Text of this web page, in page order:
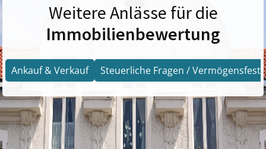
Weitere Anlässe für die
Immobilienbewertung
Ankauf & Verkauf Steuerliche Fragen /